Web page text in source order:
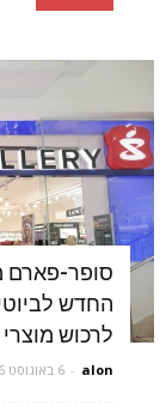
החדש
לרכוש מוצרי CHANEL אונליין
alon
- 6 באוגוסט 2026